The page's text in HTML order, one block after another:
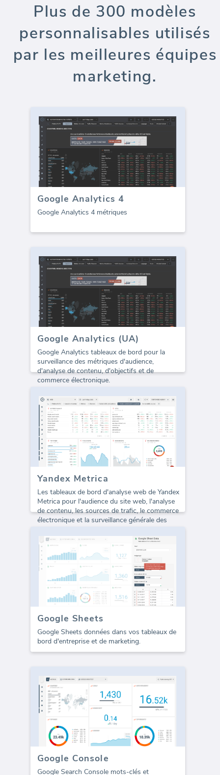
Plus de 300 modèles
personnalisables utilisés
par les meilleures équipes
marketing.
Google Analytics 4
Google Analytics 4 métriques
Google Analytics (UA)
Google Analytics tableaux de bord pour la
surveillance des métriques d'audience,
d'analyse de contenu, d'objectifs et de
commerce électronique.
Yandex Metrica
Les tableaux de bord d'analyse web de Yandex
Metrica pour l'audience du site web, l'analyse
de contenu, les sources de trafic, le commerce
électronique et la surveillance générale des
Google Sheets
Google Sheets données dans vos tableaux de
bord d'entreprise et de marketing.
Google Console
Google Search Console mots-clés et